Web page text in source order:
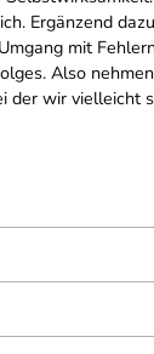
Ergänzend
mit
Also
wir vielleicht